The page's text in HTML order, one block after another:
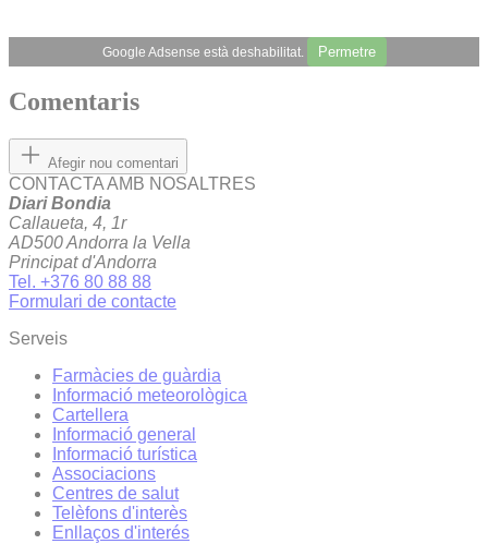
Google Adsense està deshabilitat. Permetre
Comentaris
Afegir nou comentari
CONTACTA AMB NOSALTRES
Diari Bondia
Callaueta, 4, 1r
AD500 Andorra la Vella
Principat d'Andorra
Tel. +376 80 88 88
Formulari de contacte
Serveis
Farmàcies de guàrdia
Informació meteorològica
Cartellera
Informació general
Informació turística
Associacions
Centres de salut
Telèfons d'interès
Enllaços d'interés